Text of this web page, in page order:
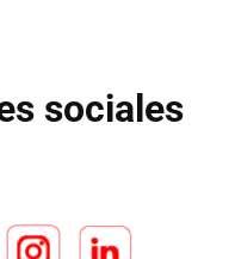
sociales